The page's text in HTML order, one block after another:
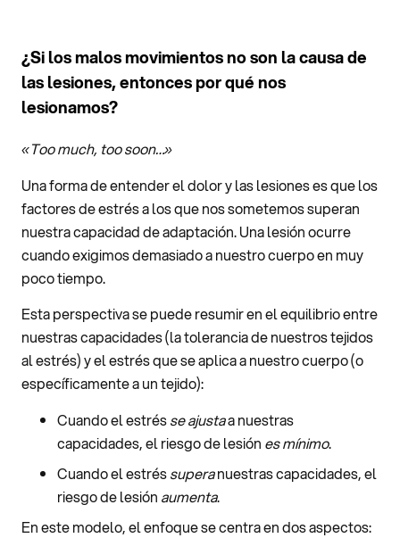
¿Si los malos movimientos no son la causa de
las lesiones, entonces por qué nos
lesionamos?
«Too much, too soon…»
Una forma de entender el dolor y las lesiones es que los
factores de estrés a los que nos sometemos superan
nuestra capacidad de adaptación. Una lesión ocurre
cuando exigimos demasiado a nuestro cuerpo en muy
poco tiempo.
Esta perspectiva se puede resumir en el equilibrio entre
nuestras capacidades (la tolerancia de nuestros tejidos
al estrés) y el estrés que se aplica a nuestro cuerpo (o
específicamente a un tejido):
Cuando el estrésse ajustaa nuestras
capacidades, el riesgo de lesión es mínimo.
Cuando el estréssuperanuestras capacidades, el
riesgo de lesión aumenta.
En este modelo, el enfoque se centra en dos aspectos: